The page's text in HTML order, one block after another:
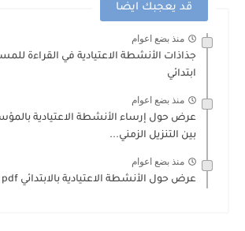
قد يعجبك ايضا
منذ بضع اعوام
جذاذات الأنشطة الاعتيادية في القراءة
ابتدائي
منذ بضع اعوام
عرض حول إرساء الأنشطة الاعتيادية
بين التنزيل الزمني...
منذ بضع اعوام
عرض حول الأنشطة الاعتيادية بالابتدائي pdf